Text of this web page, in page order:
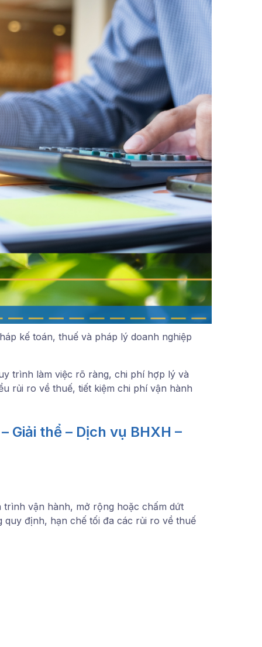
kế toán, thuế và pháp lý doanh nghiệp
trình làm việc rõ ràng, chi phí hợp lý và
rủi ro về thuế, tiết kiệm chi phí vận hành
Giải thể – Dịch vụ BHXH –
vận hành, mở rộng hoặc chấm dứt
quy định, hạn chế tối đa các rủi ro về thuế